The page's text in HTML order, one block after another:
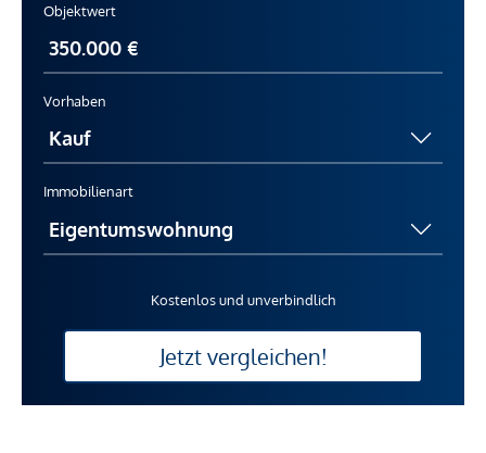
Objektwert
Vorhaben
Immobilienart
Kostenlos und unverbindlich
Jetzt vergleichen!